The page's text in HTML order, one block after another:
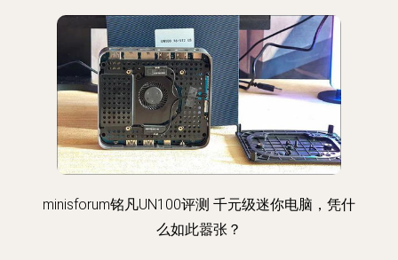
minisforum铭凡UN100评测 千元级迷你电脑，凭什
么如此嚣张？